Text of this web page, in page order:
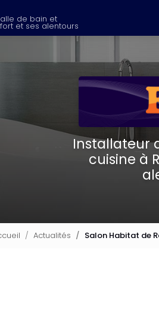
et ses alentours
Installateur
cuisine à
Actualités Salon Habitat de